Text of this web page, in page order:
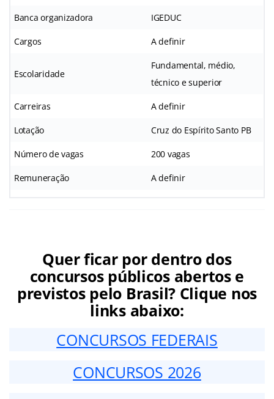
Banca organizadora IGEDUC
Cargos A definir
Escolaridade
Fundamental, médio,
técnico e superior
Carreiras A definir
Lotação Cruz do Espírito Santo PB
Número de vagas 200 vagas
Remuneração A definir
Quer ficar por dentro dos
concursos públicos abertos e
previstos pelo Brasil? Clique nos
links abaixo:
CONCURSOS FEDERAIS
CONCURSOS 2026